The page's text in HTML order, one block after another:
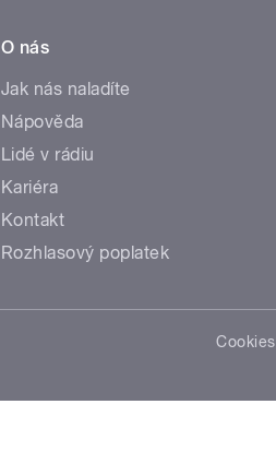
O nás
Jak nás naladíte
Nápověda
Lidé v rádiu
Kariéra
Kontakt
Rozhlasový poplatek
Cookies